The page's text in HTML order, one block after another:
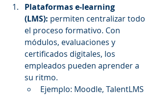
Plataformas e-learning
(LMS): permiten centralizar todo
el proceso formativo. Con
módulos, evaluaciones y
certificados digitales, los
empleados pueden aprender a
su ritmo.
Ejemplo: Moodle, TalentLMS